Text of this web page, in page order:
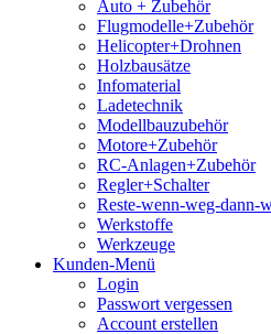
Auto + Zubehör
Flugmodelle+Zubehör
Helicopter+Drohnen
Holzbausätze
Infomaterial
Ladetechnik
Modellbauzubehör
Motore+Zubehör
RC-Anlagen+Zubehör
Regler+Schalter
Reste-wenn-weg-dann-
Werkstoffe
Werkzeuge
Kunden-Menü
Login
Passwort vergessen
Account erstellen